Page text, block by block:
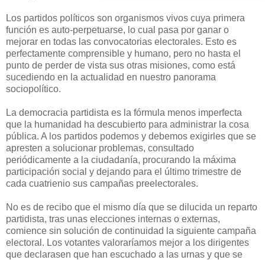
Los partidos políticos son organismos vivos cuya primera
función es auto-perpetuarse, lo cual pasa por ganar o
mejorar en todas las convocatorias electorales. Esto es
perfectamente comprensible y humano, pero no hasta el
punto de perder de vista sus otras misiones, como está
sucediendo en la actualidad en nuestro panorama
sociopolítico.
La democracia partidista es la fórmula menos imperfecta
que la humanidad ha descubierto para administrar la cosa
pública. A los partidos podemos y debemos exigirles que se
apresten a solucionar problemas, consultado
periódicamente a la ciudadanía, procurando la máxima
participación social y dejando para el último trimestre de
cada cuatrienio sus campañas preelectorales.
No es de recibo que el mismo día que se dilucida un reparto
partidista, tras unas elecciones internas o externas,
comience sin solución de continuidad la siguiente campaña
electoral. Los votantes valoraríamos mejor a los dirigentes
que declarasen que han escuchado a las urnas y que se